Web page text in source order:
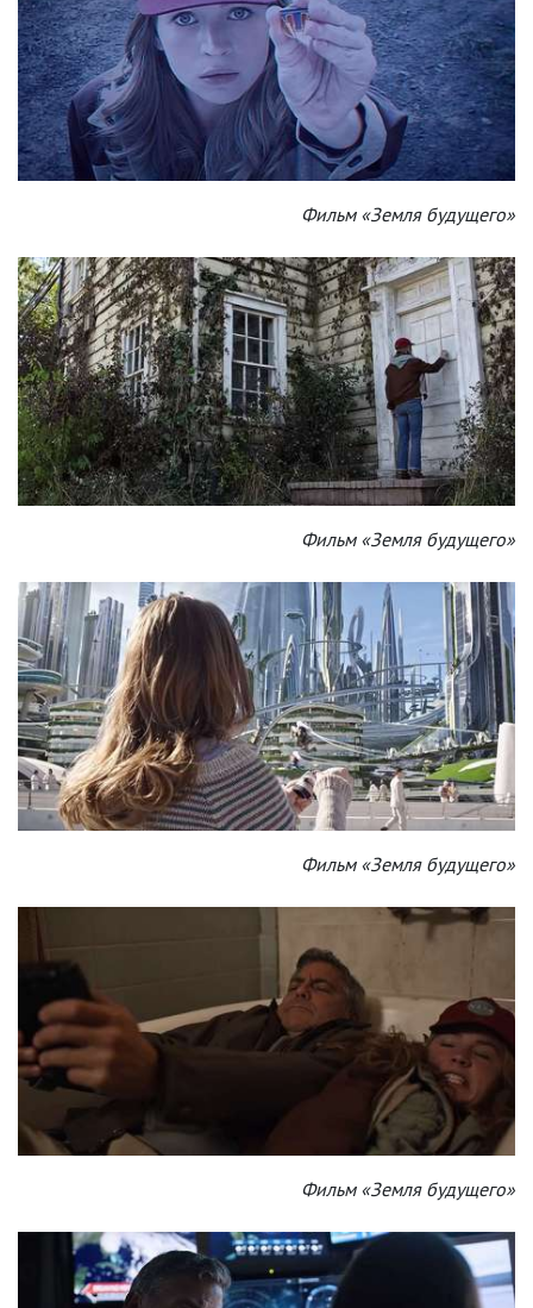
Фильм «Земля будущего»
Фильм «Земля будущего»
Фильм «Земля будущего»
Фильм «Земля будущего»